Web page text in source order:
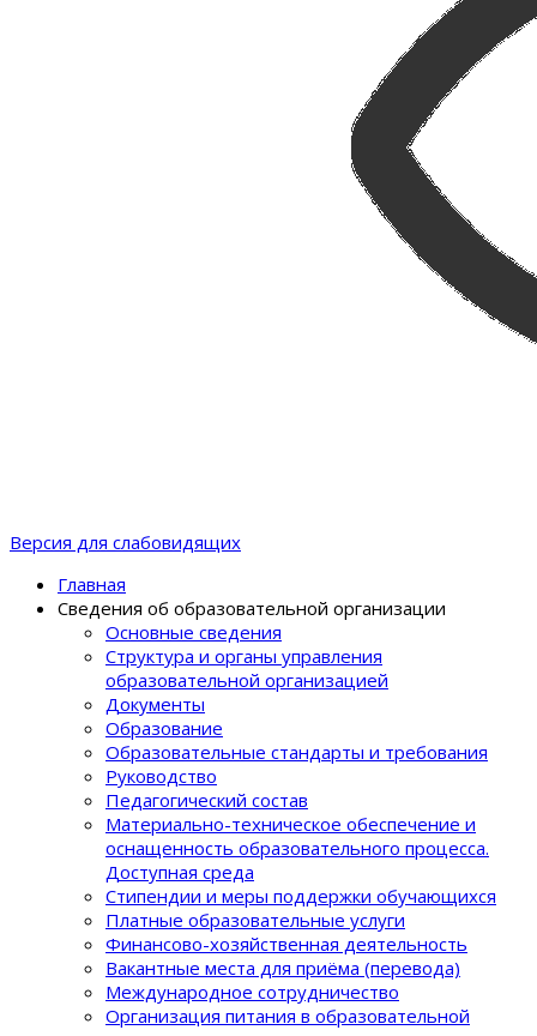
Версия для слабовидящих
Главная
Сведения об образовательной организации
Основные сведения
Структура и органы управления
образовательной организацией
Документы
Образование
Образовательные стандарты и требования
Руководство
Педагогический состав
Материально-техническое обеспечение и
оснащенность образовательного процеcса.
Доступная среда
Стипендии и меры поддержки обучающихся
Платные образовательные услуги
Финансово-хозяйственная деятельность
Вакантные места для приёма (перевода)
Международное сотрудничество
Организация питания в образовательной